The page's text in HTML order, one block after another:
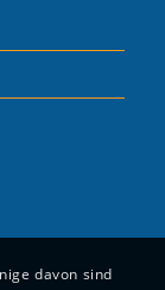
davon sind